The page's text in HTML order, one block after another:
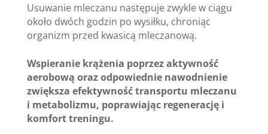
Usuwanie mleczanu następuje zwykle w ciągu
około dwóch godzin po wysiłku, chroniąc
organizm przed kwasicą mleczanową.
Wspieranie krążenia poprzez aktywność
aerobową oraz odpowiednie nawodnienie
zwiększa efektywność transportu mleczanu
i metabolizmu, poprawiając regenerację i
komfort treningu.